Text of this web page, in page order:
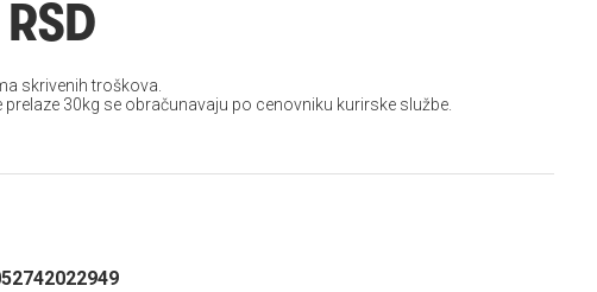
skrivenih troškova.
30kg se obračunavaju po cenovniku kurirske službe.